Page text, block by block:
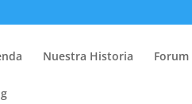
Nuestra Historia Forum